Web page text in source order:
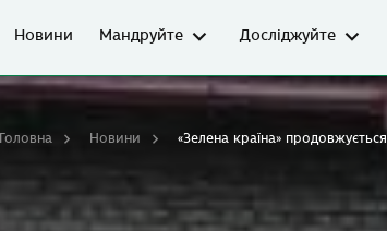
Новини Мандруйте Досліджуйте
Головна Новини «Зелена країна» продовжується